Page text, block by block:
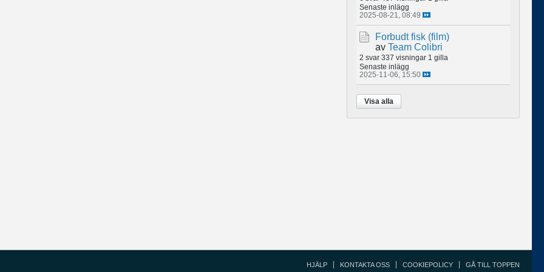
Senaste inlägg
2025-08-21, 08:49
Forbudt fisk (film)
av Team Colibri
2 svar 337 visningar 1 gilla
Senaste inlägg
2025-11-06, 15:50
Visa alla
HJÄLP KONTAKTA OSS COOKIEPOLICY GÅ TILL TOPPEN